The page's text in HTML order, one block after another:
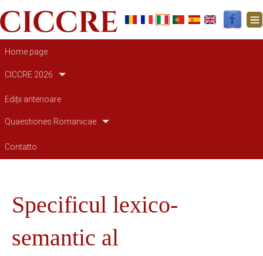
Navigazione principale
Home page
CICCRE 2026
Ediții anterioare
Quaestiones Romanicae
Contatto
Specificul lexico-
semantic al